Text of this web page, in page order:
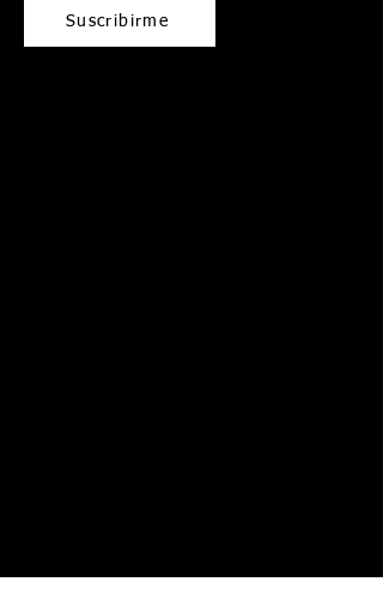
Suscribirme